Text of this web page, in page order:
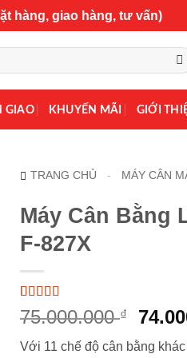
hàng, giao hàng, tư vấn)
GIAO KHUYẾN MÃI GIỚI
TRANG CHỦ - MÁY CÂN
Máy Cân Bằng
F-827X
5trên 5 dựa
trên
1
đánh
75.000.000₫
Giá
gốc
Với 11 chế độ cân bằng